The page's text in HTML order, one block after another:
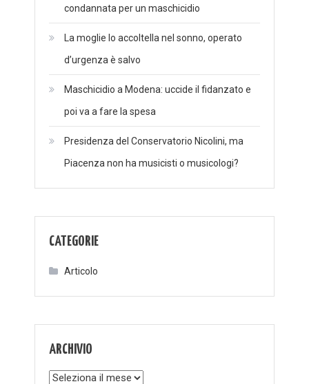
condannata per un maschicidio
La moglie lo accoltella nel sonno, operato
d’urgenza è salvo
Maschicidio a Modena: uccide il fidanzato e
poi va a fare la spesa
Presidenza del Conservatorio Nicolini, ma
Piacenza non ha musicisti o musicologi?
CATEGORIE
Articolo
ARCHIVIO
Archivio